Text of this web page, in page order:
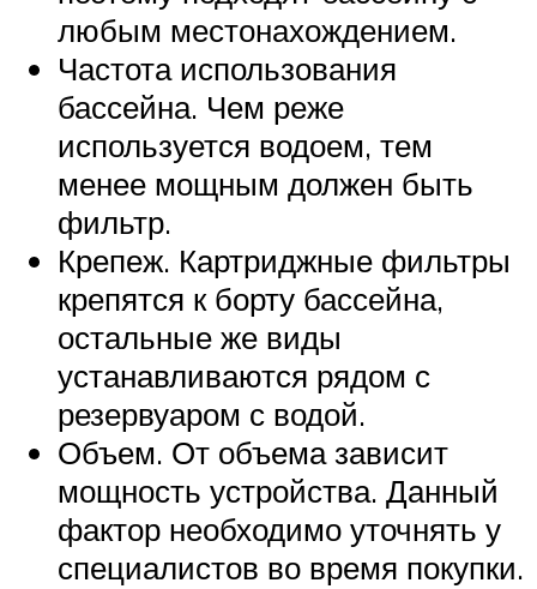
любым местонахождением.
Частота использования
бассейна. Чем реже
используется водоем, тем
менее мощным должен быть
фильтр.
Крепеж. Картриджные фильтры
крепятся к борту бассейна,
остальные же виды
устанавливаются рядом с
резервуаром с водой.
Объем. От объема зависит
мощность устройства. Данный
фактор необходимо уточнять у
специалистов во время покупки.